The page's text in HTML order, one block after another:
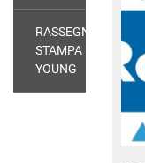
RASSEGNA
STAMPA
YOUNG